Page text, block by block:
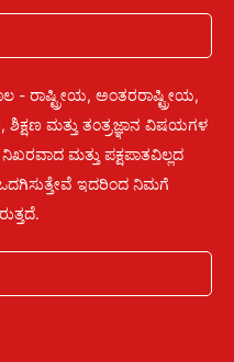
- ರಾಷ್ಟ್ರೀಯ, ಅಂತರರಾಷ್ಟ್ರೀಯ,
ಮತ್ತು ತಂತ್ರಜ್ಞಾನ ವಿಷಯಗಳ
ಮತ್ತು ಪಕ್ಷಪಾತವಿಲ್ಲದ
ಒದಗಿಸುತ್ತೇವೆ ಇದರಿಂದ ನಿಮಗೆ